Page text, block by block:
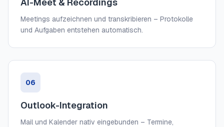
Meetings aufzeichnen und transkribieren – Protokolle
und Aufgaben entstehen automatisch.
06
Outlook-Integration
Mail und Kalender nativ eingebunden – Termine,